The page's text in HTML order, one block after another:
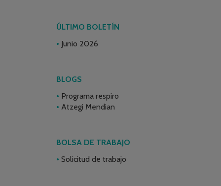
ÚLTIMO BOLETÍN
Junio 2026
BLOGS
Programa respiro
Atzegi Mendian
BOLSA DE TRABAJO
Solicitud de trabajo